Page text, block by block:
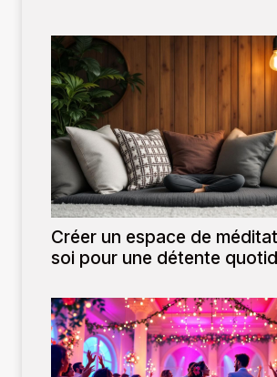
Créer un espace de
soi pour une détente